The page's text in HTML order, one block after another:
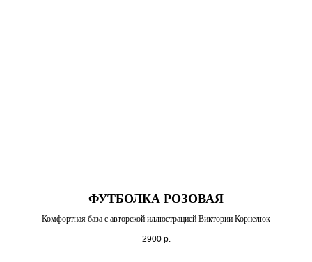
ФУТБОЛКА РОЗОВАЯ
Комфортная база с авторской иллюстрацией Виктории Корнелюк
2900 р.